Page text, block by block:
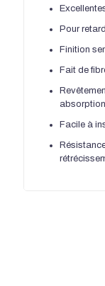
Pour
Finition
Fait de
Facile à